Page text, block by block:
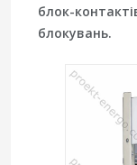
блок-
блокувань.